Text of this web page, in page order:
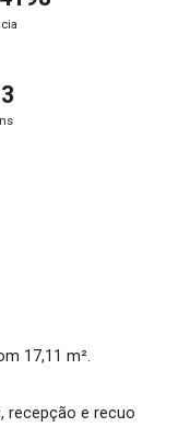
3
17,11 m².
recepção e recuo